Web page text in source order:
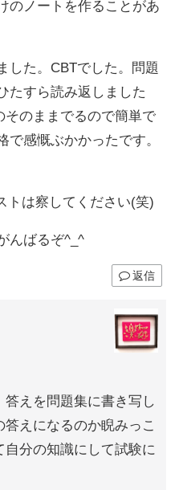
のノートを作ることがあ
した。CBTでした。問題
たすら読み返しました
のままでるので簡単で
で感慨ぶかかったです。
トは察してください(笑)
んばるぞ^_^
返信
答えを問題集に書き写し
えになるのか睨みっこ
分の知識にして試験に